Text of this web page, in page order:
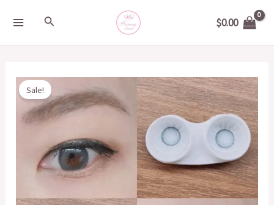
Search $0.00
Sale!
Original
price
$200.00.
Current
price
is:
$20.00.
DUEBA
迷
你
14.3mm
quantity